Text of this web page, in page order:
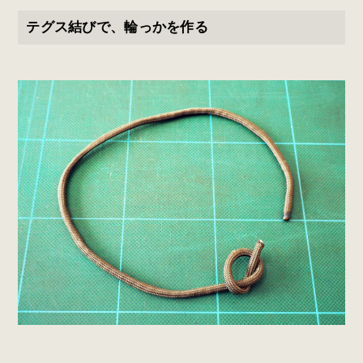
テグス結びで、輪っかを作る